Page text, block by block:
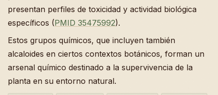
presentan perfiles de toxicidad y actividad biológica
específicos (PMID 35475992).
Estos grupos químicos, que incluyen también
alcaloides en ciertos contextos botánicos, forman un
arsenal químico destinado a la supervivencia de la
planta en su entorno natural.